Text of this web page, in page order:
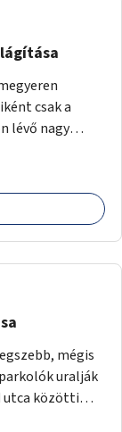
csak a
lévő nagy
mégis
uralják
utca közötti